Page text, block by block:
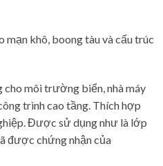
mạn khô, boong tàu và cấu trúc
môi trường biển, nhà máy
trình cao tầng. Thích hợp
Được sử dụng như là lớp
được chứng nhận của